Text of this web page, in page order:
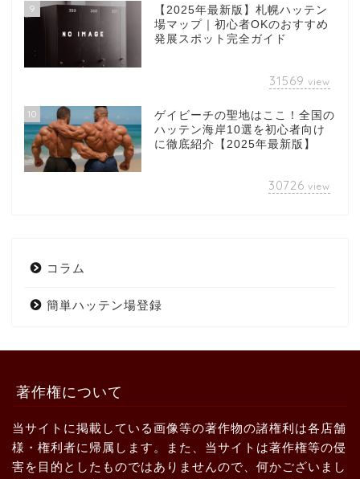
9
【2025年最新版】札幌ハッテン
場マップ｜初心者OKのおすすめ
発展スポット完全ガイド
31569 view
10
ゲイビーチの聖地はここ！全国の
ハッテン海岸10選を初心者向け
に徹底紹介【2025年最新版】
30726 view
コラム
簡単ハッテン場登録
著作権について
当サイトに掲載している画像等の著作物の諸権利は各店舗
様・権利者に帰属します。また、当サイトは著作権等の侵
害を目的としたものではありませんので、何かございまし